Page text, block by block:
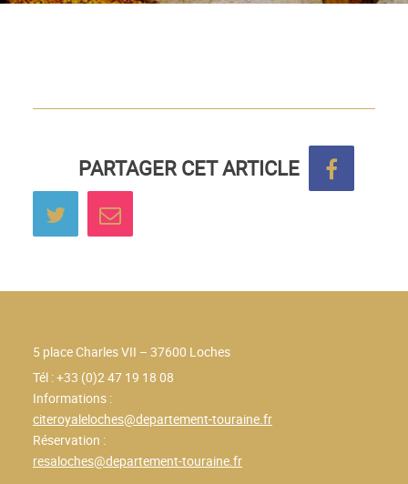
PARTAGER CET ARTICLE
Partager sur Twitter
5 place Charles VII – 37600 Loches
Tél : +33 (0)2 47 19 18 08
Informations :
citeroyaleloches@departement-touraine.fr
Réservation :
resaloches@departement-touraine.fr